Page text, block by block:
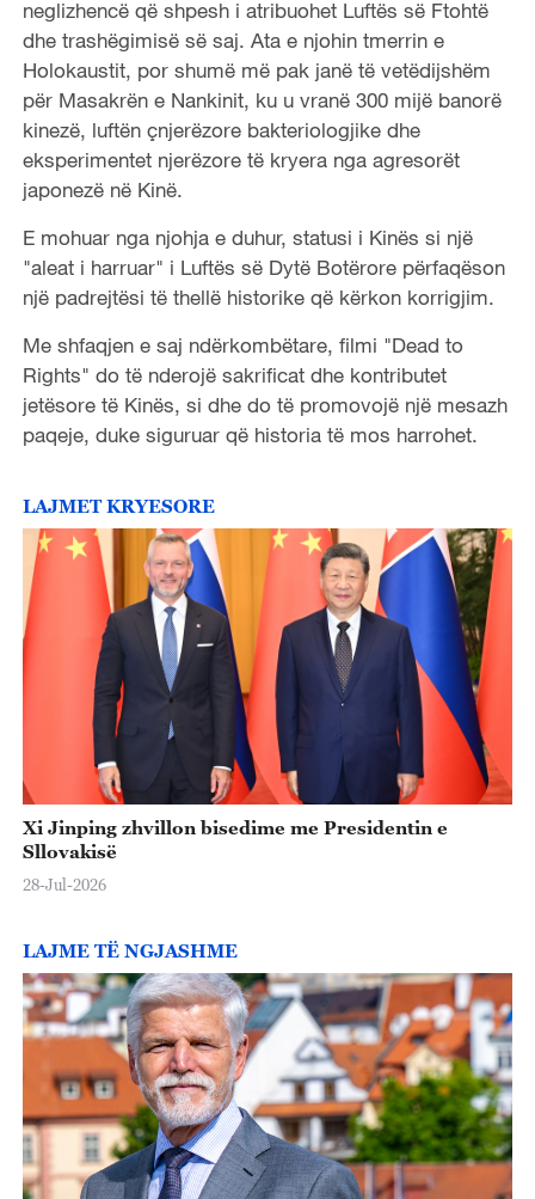
neglizhencë që shpesh i atribuohet Luftës së Ftohtë
dhe trashëgimisë së saj. Ata e njohin tmerrin e
Holokaustit, por shumë më pak janë të vetëdijshëm
për Masakrën e Nankinit, ku u vranë 300 mijë banorë
kinezë, luftën çnjerëzore bakteriologjike dhe
eksperimentet njerëzore të kryera nga agresorët
japonezë në Kinë.
E mohuar nga njohja e duhur, statusi i Kinës si një
"aleat i harruar" i Luftës së Dytë Botërore përfaqëson
një padrejtësi të thellë historike që kërkon korrigjim.
Me shfaqjen e saj ndërkombëtare, filmi "Dead to
Rights" do të nderojë sakrificat dhe kontributet
jetësore të Kinës, si dhe do të promovojë një mesazh
paqeje, duke siguruar që historia të mos harrohet.
LAJMET KRYESORE
Xi Jinping zhvillon bisedime me Presidentin e
Sllovakisë
28-Jul-2026
LAJME TË NGJASHME